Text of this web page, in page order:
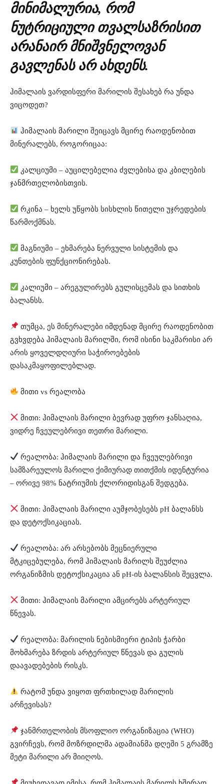
მინიმალურია, რომ
ნუტრიციული თვალსაზრისით
არანაირ მნიშვნელოვან
გავლენას არ ახდენს.
ჰიმალაის ვარდისფერი მარილის შესახებ რა უნდა
ვიცოდეთ?
ჰიმალაის მარილი შეიცავს მცირე რაოდენობით
მინერალებს, როგორიცაა:
კალციუმი – აუცილებელია ძვლებისა და კბილების
ჯანმრთელობისთვის.
რკინა – ხელს უწყობს სისხლის წითელი უჯრედების
წარმოქმნას.
მაგნიუმი – ეხმარება ნერვული სისტემის და
კუნთების ფუნქციონირებას.
კალიუმი – არეგულირებს გულისცემას და სითხის
ბალანსს.
თუმცა, ეს მინერალები იმდენად მცირე რაოდენობით
გვხვდება ჰიმალაის მარილში, რომ ისინი საკმარისი არ
არის ყოველდღიური საჭიროებების
დასაკმაყოფილებლად.
მითი vs რეალობა
მითი: ჰიმალაის მარილი ბევრად უფრო ჯანსაღია,
ვიდრე ჩვეულებრივი თეთრი მარილი.
რეალობა: ჰიმალაის მარილი და ჩვეულებრივი
სამზარეულოს მარილი ქიმიურად თითქმის იდენტურია
– ორივე 98% ნატრიუმის ქლორიდისგან შედგება.
მითი: ჰიმალაის მარილი აუმჯობესებს pH ბალანსს
და დეტოქსიკაციას.
რეალობა: არ არსებობს მეცნიერული
მტკიცებულება, რომ ჰიმალაის მარილს შეუძლია
ორგანიზმის დეტოქსიკაცია ან pH-ის ბალანსის შეცვლა.
მითი: ჰიმალაის მარილი ამცირებს არტერიულ
წნევას.
რეალობა: მარილის ნებისმიერი ტიპის ჭარბი
მოხმარება ზრდის არტერიულ წნევას და გულის
დაავადებების რისკს.
რატომ უნდა ვიყოთ ფრთხილად მარილის
არჩევისას?
ჯანმრთელობის მსოფლიო ორგანიზაცია (WHO)
გვირჩევს, რომ მოზრდილმა ადამიანმა დღეში 5 გრამზე
მეტი მარილი არ მიიღოს.